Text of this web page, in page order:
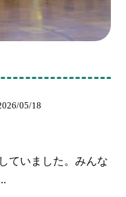
05/18
ていました。みんな